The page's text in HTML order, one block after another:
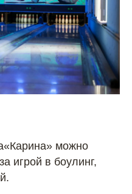
можно
игрой в боулинг,